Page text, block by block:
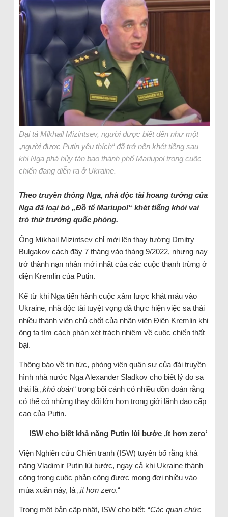
Đại tá Mikhail Mizintsev, người được biết đến như một
„người được Putin yêu thích“ đã trở nên khét tiếng sau
khi Nga phá hủy tàn bạo thành phố Mariupol trong cuộc
chiến đang diễn ra ở Ukraine.
Theo truyền thông Nga, nhà độc tài hoang tưởng của
Nga đã loại bỏ „Đồ tể Mariupol“ khét tiếng khỏi vai
trò thứ trưởng quốc phòng.
Ông Mikhail Mizintsev chỉ mới lên thay tướng Dmitry
Bulgakov cách đây 7 tháng vào tháng 9/2022, nhưng nay
trở thành nạn nhân mới nhất của các cuộc thanh trừng ở
điện Kremlin của Putin.
Kể từ khi Nga tiến hành cuộc xâm lược khát máu vào
Ukraine, nhà độc tài tuyệt vọng đã thực hiện việc sa thải
nhiều thành viên chủ chốt của nhân viên Điện Kremlin khi
ông ta tìm cách phán xét trách nhiệm về cuộc chiến thất
bại.
Thông báo về tin tức, phóng viên quân sự của đài truyền
hình nhà nước Nga Alexander Sladkov cho biết lý do sa
thải là „khó đoán“ trong bối cảnh có nhiều đồn đoán rằng
có thể có những thay đổi lớn hơn trong giới lãnh đạo cấp
cao của Putin.
ISW cho biết khả năng Putin lùi bước ‚ít hơn zero‘
Viện Nghiên cứu Chiến tranh (ISW) tuyên bố rằng khả
năng Vladimir Putin lùi bước, ngay cả khi Ukraine thành
công trong cuộc phản công được mong đợi nhiều vào
mùa xuân này, là „ít hơn zero.“
Trong một bản cập nhật, ISW cho biết: “Các quan chức